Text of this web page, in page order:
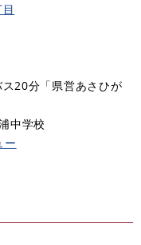
20分「県営あさひが
中学校
ー